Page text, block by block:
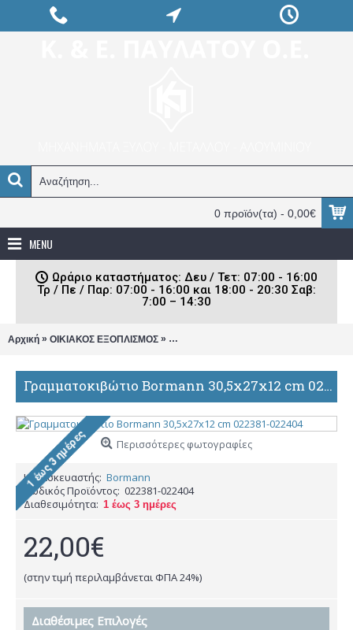
0 προϊόν(τα) - 0,00€
MENU
Ωράριο καταστήματος: Δευ / Τετ: 07:00 - 16:00
Τρ / Πε / Παρ: 07:00 - 16:00 και 18:00 - 20:30 Σαβ:
7:00 – 14:30
Αρχική » ΟΙΚΙΑΚΟΣ ΕΞΟΠΛΙΣΜΟΣ » Γραμματοκιβώτιο Bormann 30,5x27x12
Γραμματοκιβώτιο Bormann 30,5x27x12 cm 022381-022404
Περισσότερες φωτογραφίες
Κατασκευαστής: Bormann
Κωδικός Προϊόντος: 022381-022404
Διαθεσιμότητα: 1 έως 3 ημέρες
22,00€
(στην τιμή περιλαμβάνεται ΦΠΑ 24%)
Διαθέσιμες Επιλογές